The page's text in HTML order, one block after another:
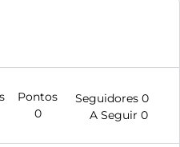
Pontos
0
Seguidores 0
A Seguir 0